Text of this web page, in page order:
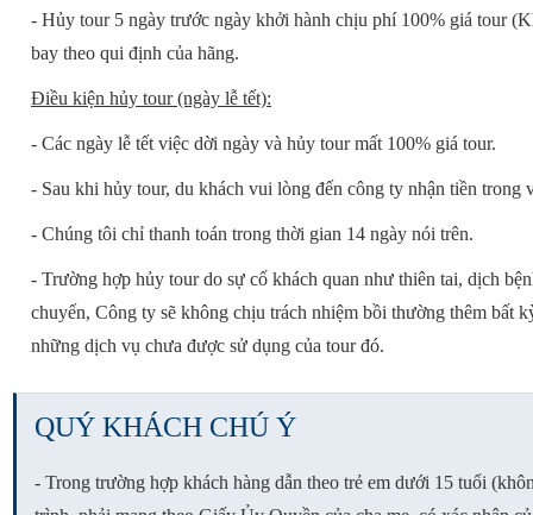
- Hủy tour 5 ngày trước ngày khởi hành chịu phí 100% giá tour
bay theo qui định của hãng.
Điều kiện hủy tour (ngày lễ tết):
- Các ngày lễ tết việc dời ngày và hủy tour mất 100% giá tour.
- Sau khi hủy tour, du khách vui lòng đến công ty nhận tiền trong
- Chúng tôi chỉ thanh toán trong thời gian 14 ngày nói trên.
- Trường hợp hủy tour do sự cố khách quan như thiên tai, dịch
chuyến, Công ty sẽ không chịu trách nhiệm bồi thường thêm bất
những dịch vụ chưa được sử dụng của tour đó.
QUÝ KHÁCH CHÚ Ý
- Trong trường hợp khách hàng dẫn theo trẻ em dưới 15 tuổi